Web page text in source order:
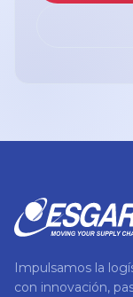
Impulsamos la
con innovación,